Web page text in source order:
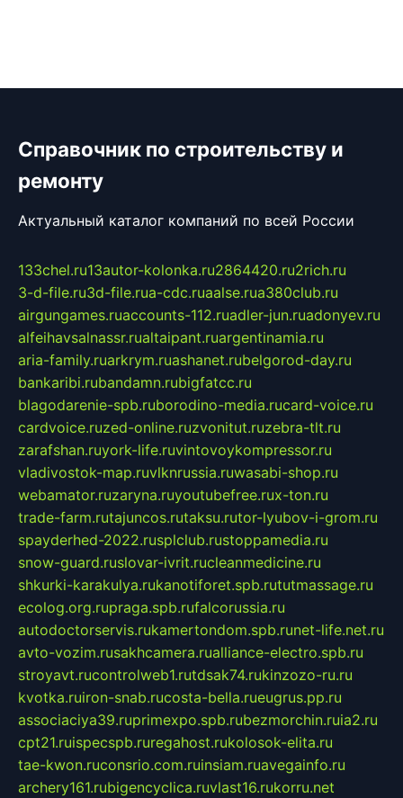
Справочник по строительству и
ремонту
Актуальный каталог компаний по всей России
133chel.ru13autor-kolonka.ru2864420.ru2rich.ru
3-d-file.ru3d-file.rua-cdc.ruaalse.rua380club.ru
airgungames.ruaccounts-112.ruadler-jun.ruadonyev.ru
alfeihavsalnassr.rualtaipant.ruargentinamia.ru
aria-family.ruarkrym.ruashanet.rubelgorod-day.ru
bankaribi.rubandamn.rubigfatcc.ru
blagodarenie-spb.ruborodino-media.rucard-voice.ru
cardvoice.ruzed-online.ruzvonitut.ruzebra-tlt.ru
zarafshan.ruyork-life.ruvintovoykompressor.ru
vladivostok-map.ruvlknrussia.ruwasabi-shop.ru
webamator.ruzaryna.ruyoutubefree.rux-ton.ru
trade-farm.rutajuncos.rutaksu.rutor-lyubov-i-grom.ru
spayderhed-2022.rusplclub.rustoppamedia.ru
snow-guard.ruslovar-ivrit.rucleanmedicine.ru
shkurki-karakulya.rukanotiforet.spb.rututmassage.ru
ecolog.org.rupraga.spb.rufalcorussia.ru
autodoctorservis.rukamertondom.spb.runet-life.net.ru
avto-vozim.rusakhcamera.rualliance-electro.spb.ru
stroyavt.rucontrolweb1.rutdsak74.rukinzozo-ru.ru
kvotka.ruiron-snab.rucosta-bella.rueugrus.pp.ru
associaciya39.ruprimexpo.spb.rubezmorchin.ruia2.ru
cpt21.ruispecspb.ruregahost.rukolosok-elita.ru
tae-kwon.ruconsrio.com.ruinsiam.ruavegainfo.ru
archery161.rubigencyclica.ruvlast16.rukorru.net